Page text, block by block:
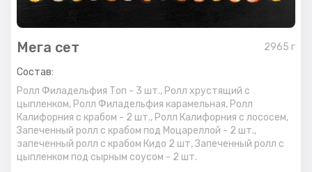
Мега сет 2965 г
Состав:
Ролл Филадельфия Топ - 3 шт., Ролл хрустящий с
цыпленком, Ролл Филадельфия карамельная, Ролл
Калифорния с крабом - 2 шт., Ролл Калифорния с лососем,
Запеченный ролл с крабом под Моцареллой - 2 шт.,
запеченный ролл с крабом Кидо 2 шт,Запеченный ролл с
цыпленком под сырным соусом - 2 шт.